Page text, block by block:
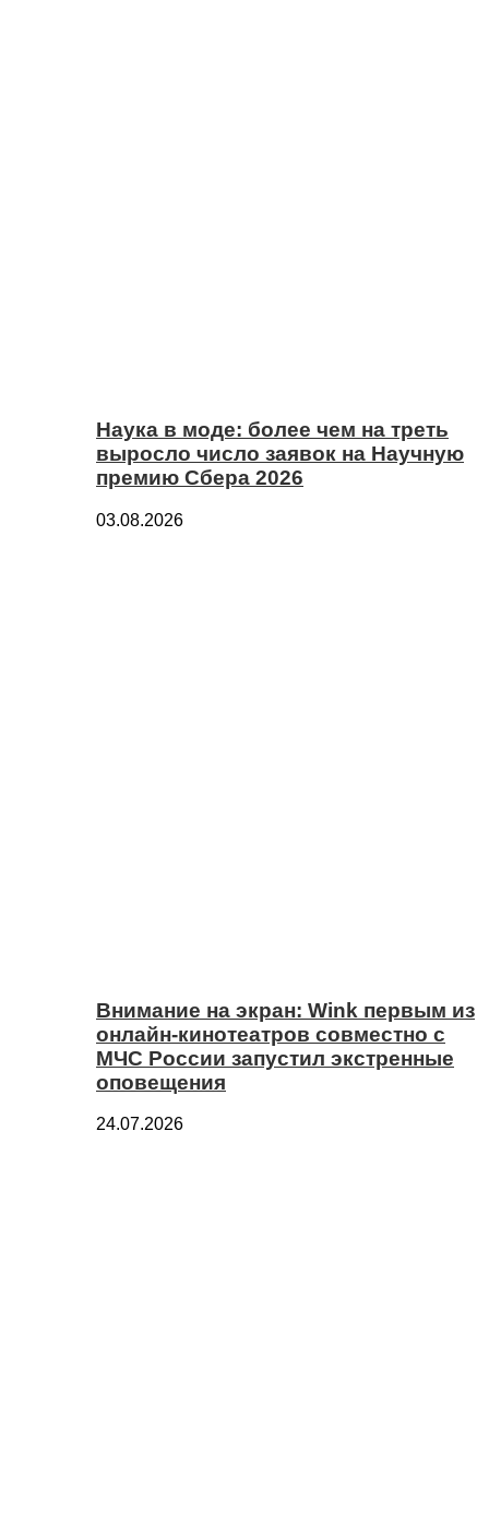
Наука в моде: более чем на треть
выросло число заявок на Научную
премию Сбера 2026
03.08.2026
Внимание на экран: Wink первым из
онлайн-кинотеатров совместно с
МЧС России запустил экстренные
оповещения
24.07.2026